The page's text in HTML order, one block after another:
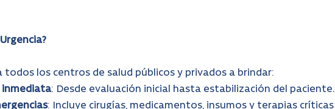
todos los centros de salud públicos y privados a brindar:
inmediata: Desde evaluación inicial hasta estabilización del paciente.
: Incluye cirugías, medicamentos, insumos y terapias críticas